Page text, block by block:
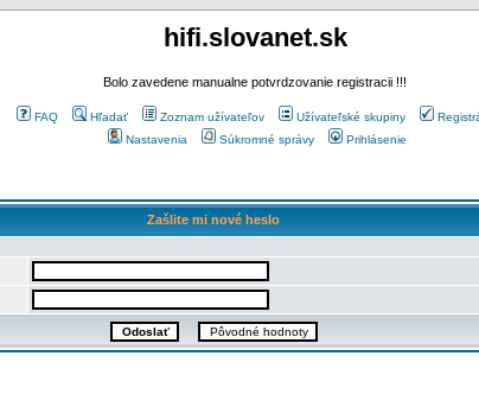
hifi.slovanet.sk
Bolo zavedene manualne potvrdzovanie registracii !!!
FAQ Hľadať Zoznam užívateľov Užívateľské skupiny
Nastavenia
Súkromné správy Prihlásenie
Zašlite mi nové heslo